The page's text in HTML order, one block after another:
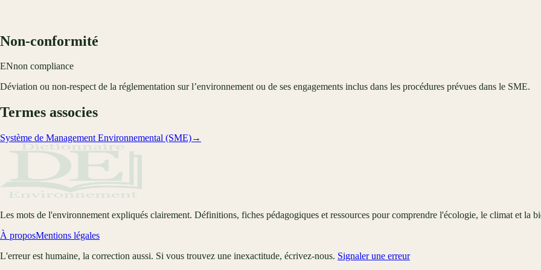
Non-conformité
ENnon compliance
Déviation ou non-respect de la réglementation sur l’environnement ou de ses engagements inclus dans les procédures prévues dans le SME.
Termes associes
Système de Management Environnemental (SME)→
Les mots de l'environnement expliqués clairement. Définitions, fiches pédagogiques et ressources pour comprendre l'écologie, le climat et la
À proposMentions légales
L'erreur est humaine, la correction aussi. Si vous trouvez une inexactitude, écrivez-nous. Signaler une erreur